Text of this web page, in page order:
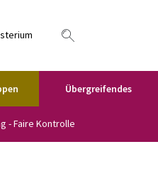
Übergreifendes
- Faire Kontrolle